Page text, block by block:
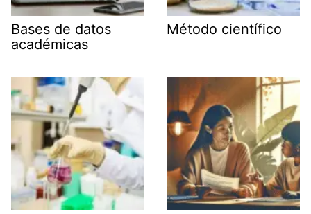
Bases de datos
académicas
Método científico